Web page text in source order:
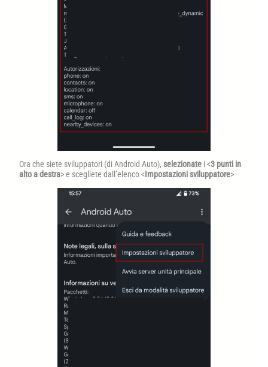
Ora che siete sviluppatori (di Android Auto), selezionate i <3 punti in
alto a destra> e scegliete dall’elenco <Impostazioni sviluppatore>